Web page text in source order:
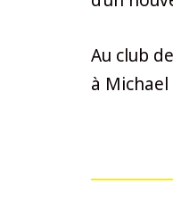
Au club
à